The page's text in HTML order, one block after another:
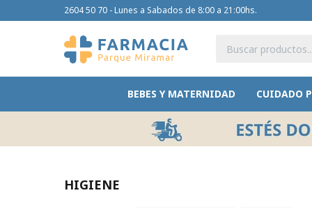
BEBES Y MATERNIDAD CUIDADO
2604 50 70 - Lunes a Sabados de 8:00 a 21:00hs.
HIGIENE